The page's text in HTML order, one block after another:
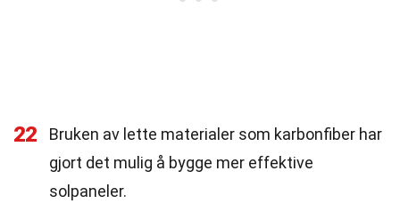
22
Bruken av lette materialer som karbonfiber har
gjort det mulig å bygge mer effektive
solpaneler.